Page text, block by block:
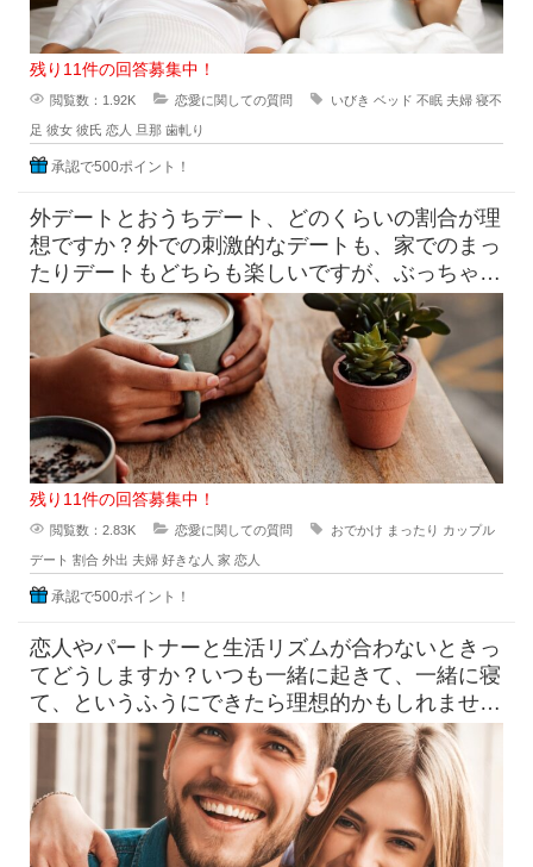
残り11件の回答募集中！
閲覧数：1.92K 恋愛に関しての質問 いびき ベッド 不眠 夫婦 寝不
足 彼女 彼氏 恋人 旦那 歯軋り
承認で500ポイント！
外デートとおうちデート、どのくらいの割合が理
想ですか？外での刺激的なデートも、家でのまっ
たりデートもどちらも楽しいですが、ぶっちゃけ
どれくらいの割合でするのが理
残り11件の回答募集中！
閲覧数：2.83K 恋愛に関しての質問 おでかけ まったり カップル
デート 割合 外出 夫婦 好きな人 家 恋人
承認で500ポイント！
恋人やパートナーと生活リズムが合わないときっ
てどうしますか？いつも一緒に起きて、一緒に寝
て、というふうにできたら理想的かもしれません
が、職業や時期によっては恋人